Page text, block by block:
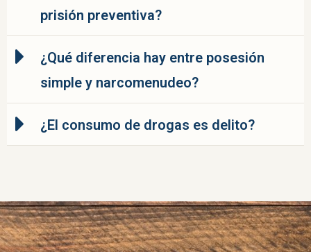
prisión preventiva?
¿Qué diferencia hay entre posesión
simple y narcomenudeo?
¿El consumo de drogas es delito?